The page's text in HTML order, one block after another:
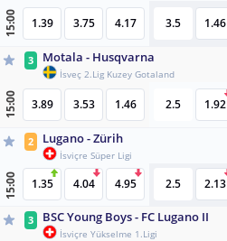
15:00 1.39 3.75 4.17 3.5 1.46
3 Motala - Husqvarna
İsveç 2.Lig Kuzey Gotaland
15:00 3.89 3.53 1.46 2.5 1.92
2 Lugano - Zürih
İsviçre Süper Ligi
15:00 1.35 4.04 4.95 2.5 2.13
3 BSC Young Boys - FC Lugano II
İsviçre Yükselme 1.Ligi